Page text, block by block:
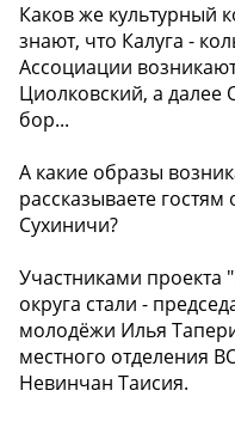
Каков же культурный
знают, что Калуга -
Ассоциации
Циолковский, а далее
бор...
А какие образы
рассказываете
Сухиничи?
Участниками проекта
округа стали -
молодёжи Илья
местного отделения
Невинчан Таисия.